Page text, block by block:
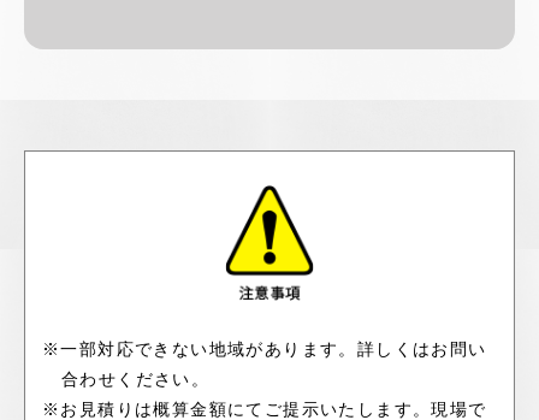
※一部対応できない地域があります。詳しくはお問い
合わせください。
※お見積りは概算金額にてご提示いたします。現場で